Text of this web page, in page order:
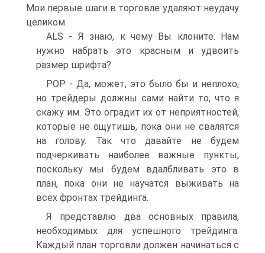
Мои первые шаги в торговле удаляют неудачу
целиком.
ALS - Я знаю, к чему Вы клоните. Нам
нужно набрать это красным и удвоить
размер шрифта?
POP - Да, может, это было бы и неплохо,
но трейдеры должны сами найти то, что я
скажу им. Это оградит их от неприятностей,
которые не ощутишь, пока они не свалятся
на голову. Так что давайте не будем
подчеркивать наиболее важные пункты,
поскольку мы будем вдалбливать это в
план, пока они не научатся выживать на
всех фронтах трейдинга.
Я представлю два основных правила,
необходимых для успешного трейдинга.
Каждый план торговли должен начинаться с